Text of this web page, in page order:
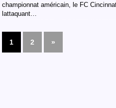
championnat américain, le FC
lattaquant…
1 2 »